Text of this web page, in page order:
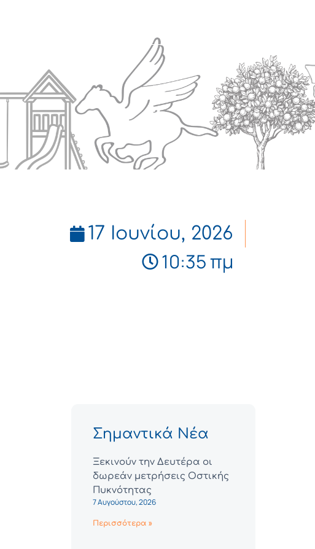
17 Ιουνίου, 2026
10:35 πμ
Σημαντικά Νέα
Ξεκινούν την Δευτέρα οι
δωρεάν μετρήσεις Οστικής
Πυκνότητας
7 Αυγούστου, 2026
Περισσότερα »